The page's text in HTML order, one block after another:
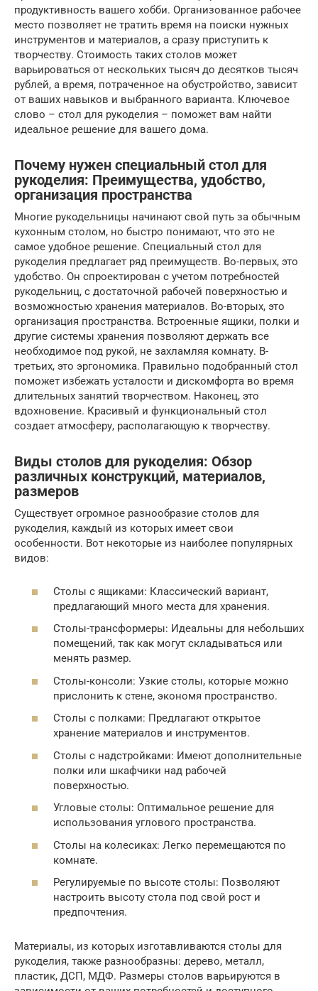
продуктивность вашего хобби. Организованное рабочее
место позволяет не тратить время на поиски нужных
инструментов и материалов, а сразу приступить к
творчеству. Стоимость таких столов может
варьироваться от нескольких тысяч до десятков тысяч
рублей, а время, потраченное на обустройство, зависит
от ваших навыков и выбранного варианта. Ключевое
слово – стол для рукоделия – поможет вам найти
идеальное решение для вашего дома.
Почему нужен специальный стол для
рукоделия: Преимущества, удобство,
организация пространства
Многие рукодельницы начинают свой путь за обычным
кухонным столом, но быстро понимают, что это не
самое удобное решение. Специальный стол для
рукоделия предлагает ряд преимуществ. Во-первых, это
удобство. Он спроектирован с учетом потребностей
рукодельниц, с достаточной рабочей поверхностью и
возможностью хранения материалов. Во-вторых, это
организация пространства. Встроенные ящики, полки и
другие системы хранения позволяют держать все
необходимое под рукой, не захламляя комнату. В-
третьих, это эргономика. Правильно подобранный стол
поможет избежать усталости и дискомфорта во время
длительных занятий творчеством. Наконец, это
вдохновение. Красивый и функциональный стол
создает атмосферу, располагающую к творчеству.
Виды столов для рукоделия: Обзор
различных конструкций, материалов,
размеров
Существует огромное разнообразие столов для
рукоделия, каждый из которых имеет свои
особенности. Вот некоторые из наиболее популярных
видов:
Столы с ящиками: Классический вариант,
предлагающий много места для хранения.
Столы-трансформеры: Идеальны для небольших
помещений, так как могут складываться или
менять размер.
Столы-консоли: Узкие столы, которые можно
прислонить к стене, экономя пространство.
Столы с полками: Предлагают открытое
хранение материалов и инструментов.
Столы с надстройками: Имеют дополнительные
полки или шкафчики над рабочей
поверхностью.
Угловые столы: Оптимальное решение для
использования углового пространства.
Столы на колесиках: Легко перемещаются по
комнате.
Регулируемые по высоте столы: Позволяют
настроить высоту стола под свой рост и
предпочтения.
Материалы, из которых изготавливаются столы для
рукоделия, также разнообразны: дерево, металл,
пластик, ДСП, МДФ. Размеры столов варьируются в